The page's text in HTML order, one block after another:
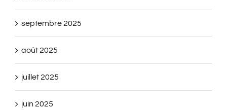
septembre 2025
août 2025
juillet 2025
juin 2025